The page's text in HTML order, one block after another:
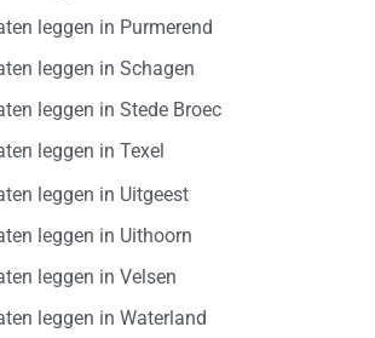
leggen in Purmerend
leggen in Schagen
leggen in Stede Broec
leggen in Texel
leggen in Uitgeest
leggen in Uithoorn
leggen in Velsen
leggen in Waterland